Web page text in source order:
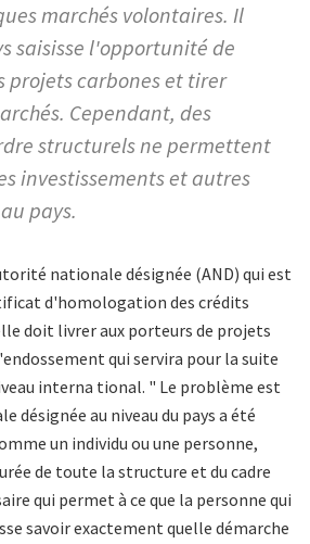
marchés volontaires. Il
saisisse l'opportunité de
projets carbones et tirer
Cependant, des
structurels ne permettent
investissements et autres
pays.
nationale désignée (AND) qui est
d'homologation des crédits
doit livrer aux porteurs de projets
qui servira pour la suite
interna tional. " Le problème est
désignée au niveau du pays a été
un individu ou une personne,
de toute la structure et du cadre
qui permet à ce que la personne qui
savoir exactement quelle démarche